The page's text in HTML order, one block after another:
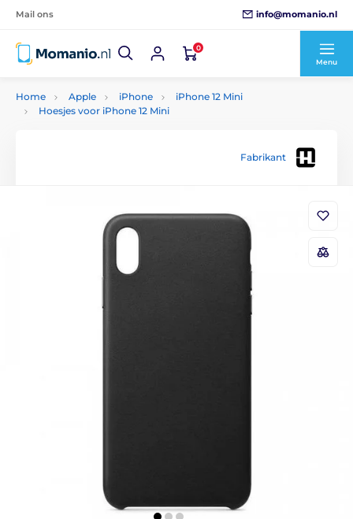
Mail ons info@momanio.nl
0
Menu
Home Apple iPhone
iPhone 12 Mini
Hoesjes voor iPhone 12 Mini
Fabrikant